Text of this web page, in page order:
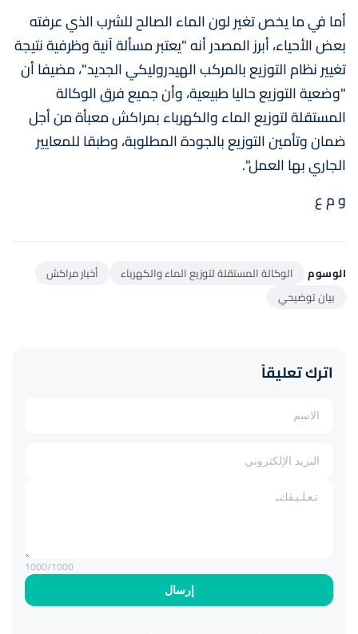
أما في ما يخص تغير لون الماء الصالح للشرب الذي عرفته
بعض الأحياء، أبرز المصدر أنه "يعتبر مسألة آنية وظرفية نتيجة
تغيير نظام التوزيع بالمركب الهيدروليكي الجديد"، مضيفا أن
"وضعية التوزيع حاليا طبيعية، وأن جميع فرق الوكالة
المستقلة لتوزيع الماء والكهرباء بمراكش معبأة من أجل
ضمان وتأمين التوزيع بالجودة المطلوبة، وطبقا للمعايير
الجاري بها العمل".
و م ع
الوسوم الوكالة المستقلة لتوزيع الماء والكهرباء
أخبار مراكش
بيان توضيحي
اترك تعليقاً
إرسال
1000/1000